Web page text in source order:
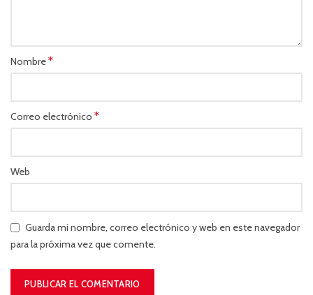
Nombre*
Correo electrónico *
Web
Guarda mi nombre, correo electrónico y web en este navegador
para la próxima vez que comente.